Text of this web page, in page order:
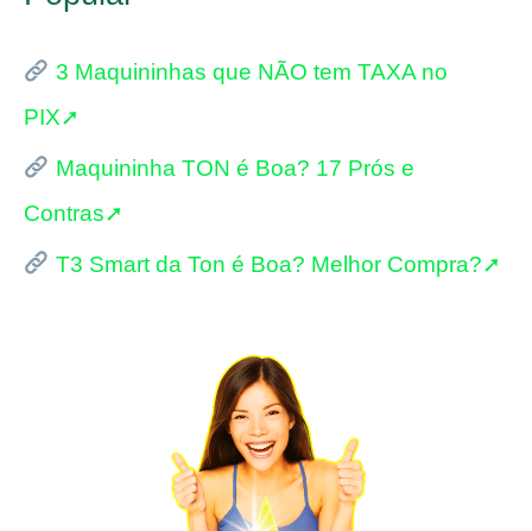
i
s
a
r
p
3 Maquininhas que NÃO tem TAXA no
PIX➚
Maquininha TON é Boa? 17 Prós e
Contras➚
T3 Smart da Ton é Boa? Melhor Compra?➚